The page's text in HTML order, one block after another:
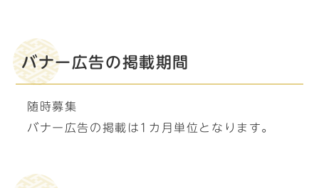
バナー広告の掲載期間
随時募集
バナー広告の掲載は1カ月単位となります。